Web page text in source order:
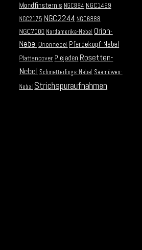
Mondfinsternis NGC884 NGC1499
NGC2175 NGC2244 NGC6888
NGC7000 Nordamerika-Nebel Orion-
Nebel Orionnebel Pferdekopf-Nebel
Plattencover Plejaden Rosetten-
Nebel Schmetterlings-Nebel Seemöwen-
Nebel Strichspuraufnahmen